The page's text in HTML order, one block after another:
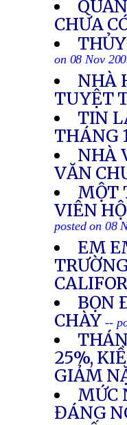
CHƯA
on 08 Nov
NHÀ
TUYỆT
TIN
THÁNG
NHÀ
VĂN
MỘT
VIÊN
posted on 08
EM
BỌN
CHÀY --
25%,
GIẢM
MỨC
ĐÁNG